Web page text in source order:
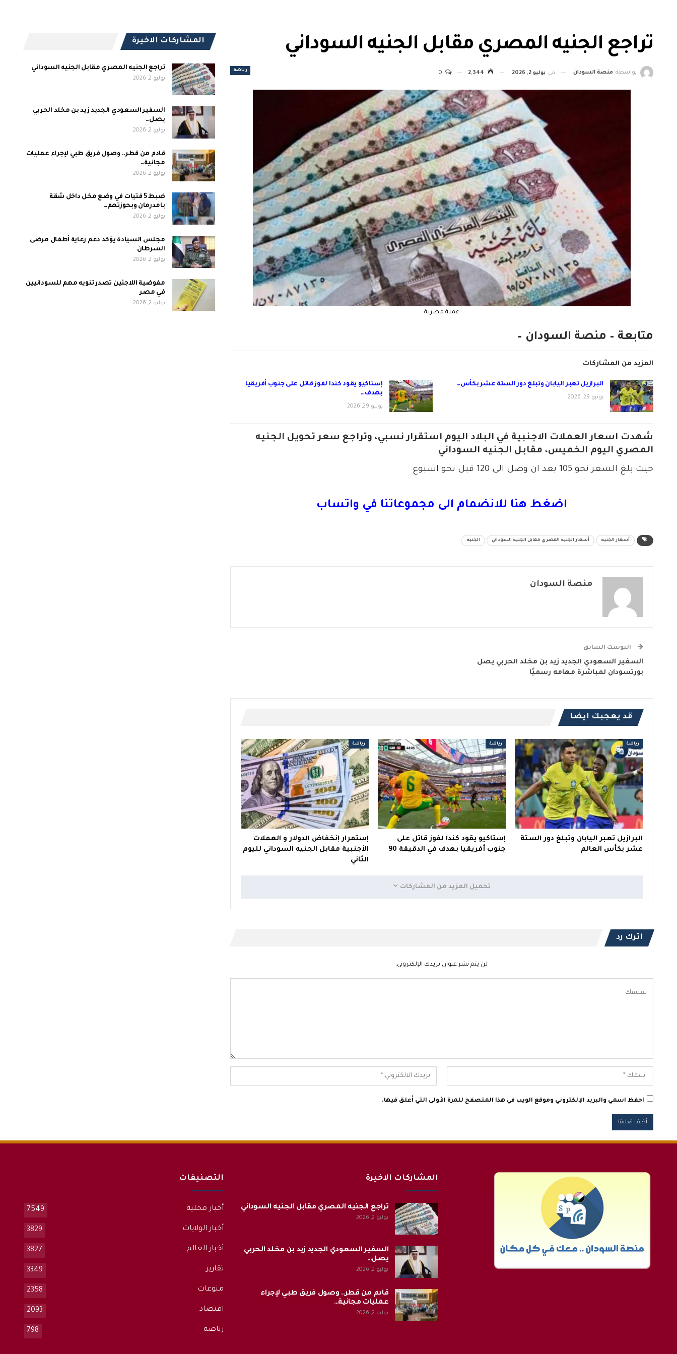
تراجع الجنيه المصري مقابل الجنيه السوداني
رياضة بواسطة منصة السودان في يوليو 2, 2026 2,344
عملة مصرية
متابعة – منصة السودان –
المزيد من المشاركات
البرازيل تعبر اليابان وتبلغ دور الستة عشر بكأس…
يونيو 29, 2026
إستاكيو يقود كندا لفوز قاتل على جنوب أفريقيا
بهدف…
يونيو 29, 2026
شهدت اسعار العملات الاجنبية في البلاد اليوم استقرار نسبي، وتراجع سعر تحويل الجنيه
المصري اليوم الخميس، مقابل الجنيه السوداني
حيث بلغ السعر نحو 105 بعد ان وصل الى 120 قبل نحو اسبوع
اضغط هنا للانضمام الى مجموعاتنا في واتساب
أسعار الجنيه أسعار الجنيه المصري مقابل الجنيه السوداني الجنيه
منصة السودان
البوست السابق
السفير السعودي الجديد زيد بن مخلد الحربي يصل
بورتسودان لمباشرة مهامه رسميًا
قد يعجبك ايضا
رياضة
البرازيل تعبر اليابان وتبلغ دور الستة
عشر بكأس العالم
رياضة
إستاكيو يقود كندا لفوز قاتل على
جنوب أفريقيا بهدف في الدقيقة 90
رياضة
إستمرار إنخفاض الدولار و العملات
الأجنبية مقابل الجنيه السوداني لليوم
الثاني
تحميل المزيد من المشاركات
اترك رد
لن يتم نشر عنوان بريدك الإلكتروني.
احفظ اسمي والبريد الإلكتروني وموقع الويب في هذا المتصفح للمرة الأولى التي أعلق فيها.
المشاركات الاخيرة
تراجع الجنيه المصري مقابل الجنيه السوداني
يوليو 2, 2026
السفير السعودي الجديد زيد بن مخلد الحربي
يصل…
يوليو 2, 2026
قادم من قطر.. وصول فريق طبي لإجراء عمليات
مجانية…
يوليو 2, 2026
ضبط 5 فتيات في وضع مخل داخل شقة
بامدرمان وبحوزتهم…
يوليو 2, 2026
مجلس السيادة يؤكد دعم رعاية أطفال مرضى
السرطان
يوليو 2, 2026
مفوضية اللاجئين تصدر تنويه مهم للسودانيين
في مصر
يوليو 2, 2026
المشاركات الاخيرة
تراجع الجنيه المصري مقابل الجنيه السوداني
يوليو 2, 2026
السفير السعودي الجديد زيد بن مخلد الحربي
يصل…
يوليو 2, 2026
قادم من قطر.. وصول فريق طبي لإجراء
عمليات مجانية…
يوليو 2, 2026
التصنيفات
أخبار محلية 7549
أخبار الولايات 3829
أخبار العالم 3827
تقارير 3349
منوعات 2358
اقتصاد 2093
رياضة 798